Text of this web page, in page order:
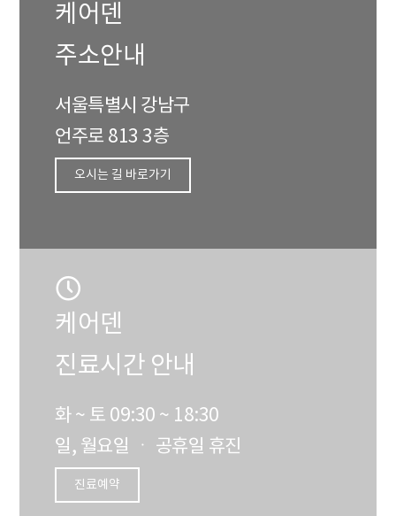
케어덴
주소안내
서울특별시 강남구
언주로 813 3층
오시는 길 바로가기
케어덴
진료시간 안내
화 ~ 토 09:30 ~ 18:30
일, 월요일 ㆍ 공휴일 휴진
진료예약